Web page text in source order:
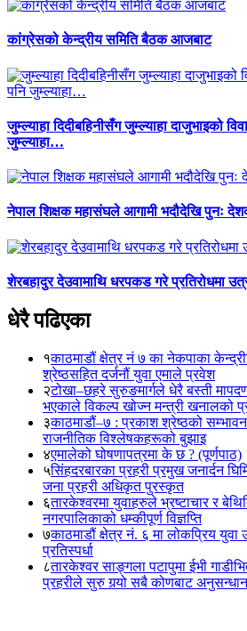
कांग्रेसको केन्द्रीय समिति बैठक आजबाट
जुम्ल्याहा दिदीबहिनीसँग जुम्ल्याहा दाजुभाइको
जुम्ल्याहा…
नेपाल शिक्षक महासंघले आगामी भदौदेखि पुनः
शेरबहादुर देउवामाथि धरपकड गरे प्रतिरोधमा
धेरै पढिएका
१काठमाडौं क्षेत्र नं ७ का नेकपाका
श्रेष्ठसहित दर्जनौं युवा एमाले प्रवेश
२टोखा–छहरे सुरुङमार्गले धेरै बस्ती
भएकाले विकल्प खोज्न मन्त्री खनालको
३काठमाडौं–७ : प्रकाश श्रेष्ठको
राजनीतिक विश्लेषकहरूको बुझाइ
४एमालेको घोषणापत्रमा के छ ? (पूर्णपाठ)
५सिंहदरबारका प्रहरी प्रमुख जनार्दन
जना प्रहरी अधिकृत पुरस्कृत
६तारकेश्वरमा युवाहरुले भ्रष्टाचार र
नगरपालिकाको धम्कीपूर्ण विज्ञप्ति
७काठमाडौं क्षेत्र नं. ६ मा लोकप्रिय युवा
प्रतिस्पर्धा
८तारकेश्वर साङ्गला पटापुमा ईभी
प्रहरीले सुरु गर्‍यो सबै कोणबाट अनुसन्धान